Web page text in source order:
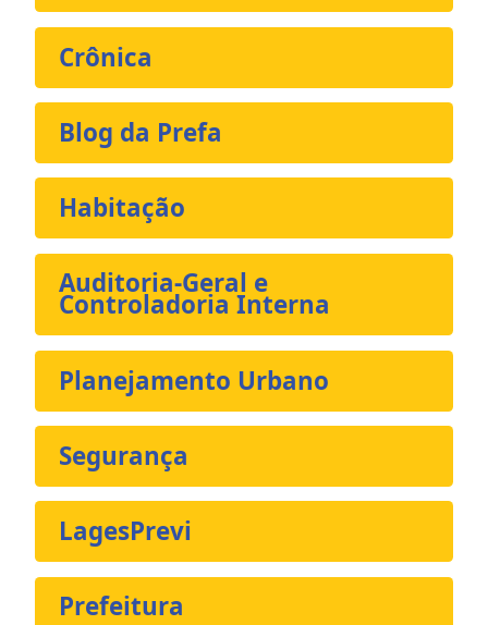
Crônica
Blog da Prefa
Habitação
Auditoria-Geral e
Controladoria Interna
Planejamento Urbano
Segurança
LagesPrevi
Prefeitura